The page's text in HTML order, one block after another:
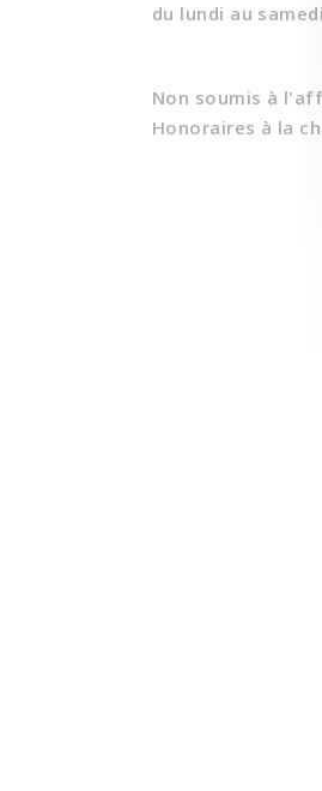
du lundi au
Non soumis à
Honoraires à la